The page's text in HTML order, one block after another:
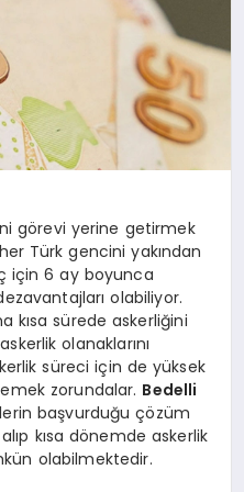
görevi yerine getirmek
Türk gencini yakından
için 6 ay boyunca
olabiliyor.
kısa sürede askerliğini
olanaklarını
süreci için de yüksek
zorundalar. Bedelli
başvurduğu çözüm
kısa dönemde askerlik
olabilmektedir.